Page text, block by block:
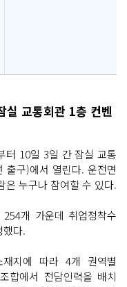
실 교통회관 1층 컨벤
터 10일 3일 간 잠실 교통
구)에서 열린다. 운전면
은 누구나 참여할 수 있다.
개 가운데 취업정착수
했다.
재지에 따라 4개 권역별
합에서 전담인력을 배치